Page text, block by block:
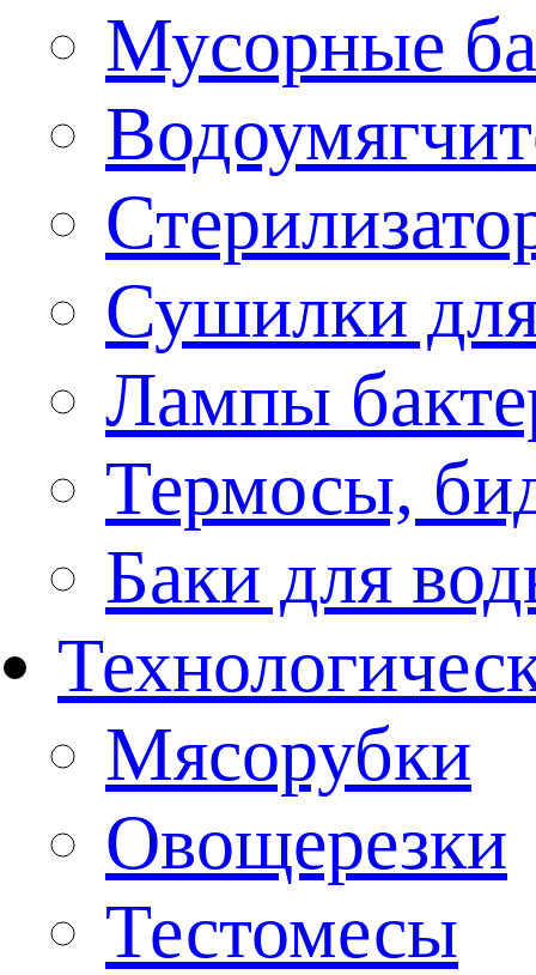
Мусорные
Сушилки
Лампы
Термосы,
Баки для
Мясорубки
Овощерезки
Тестомесы